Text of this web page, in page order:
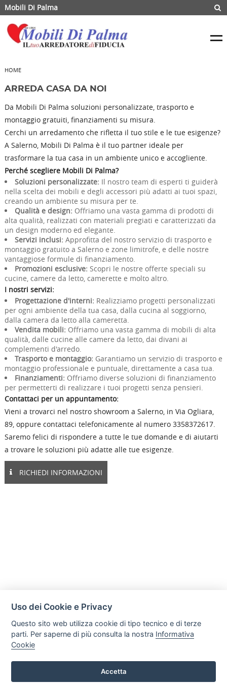
Mobili Di Palma
HOME
ARREDA CASA DA NOI
Da Mobili Di Palma soluzioni personalizzate, trasporto e
montaggio gratuiti, finanziamenti su misura.
Cerchi un arredamento che rifletta il tuo stile e le tue esigenze?
A Salerno, Mobili Di Palma è il tuo partner ideale per
trasformare la tua casa in un ambiente unico e accogliente.
Perché scegliere Mobili Di Palma?
Soluzioni personalizzate: Il nostro team di esperti ti guiderà
nella scelta dei mobili e degli accessori più adatti ai tuoi spazi,
creando un ambiente su misura per te.
Qualità e design: Offriamo una vasta gamma di prodotti di
alta qualità, realizzati con materiali pregiati e caratterizzati da
un design moderno ed elegante.
Servizi inclusi: Approfitta del nostro servizio di trasporto e
montaggio gratuito a Salerno e zone limitrofe, e delle nostre
vantaggiose formule di finanziamento.
Promozioni esclusive: Scopri le nostre offerte speciali su
cucine, camere da letto, camerette e molto altro.
I nostri servizi:
Progettazione d'interni: Realizziamo progetti personalizzati
per ogni ambiente della tua casa, dalla cucina al soggiorno,
dalla camera da letto alla cameretta.
Vendita mobili: Offriamo una vasta gamma di mobili di alta
qualità, dalle cucine alle camere da letto, dai divani ai
complementi d'arredo.
Trasporto e montaggio: Garantiamo un servizio di trasporto e
montaggio professionale e puntuale, direttamente a casa tua.
Finanziamenti: Offriamo diverse soluzioni di finanziamento
per permetterti di realizzare i tuoi progetti senza pensieri.
Contattaci per un appuntamento:
Vieni a trovarci nel nostro showroom a Salerno, in Via Ogliara,
89, oppure contattaci telefonicamente al numero 3358372617.
Saremo felici di rispondere a tutte le tue domande e di aiutarti
a trovare le soluzioni più adatte alle tue esigenze.
RICHIEDI INFORMAZIONI
Mobili Di Palma
Via di Ogliara 89, 84135, Salerno
Tel. +39 089281193 / +39 3358372617 Email:
Uso dei Cookie e Privacy
Questo sito web utilizza cookie di tipo tecnico e di terze
parti. Per saperne di più consulta la nostra Informativa
Cookie
Accetta